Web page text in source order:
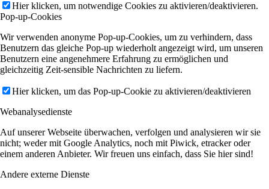
Hier klicken, um notwendige Cookies zu aktivieren/deaktivieren.
Pop-up-Cookies
Wir verwenden anonyme Pop-up-Cookies, um zu verhindern, dass
Benutzern das gleiche Pop-up wiederholt angezeigt wird, um unseren
Benutzern eine angenehmere Erfahrung zu ermöglichen und
gleichzeitig Zeit-sensible Nachrichten zu liefern.
Hier klicken, um das Pop-up-Cookie zu aktivieren/deaktivieren
Webanalysedienste
Auf unserer Webseite überwachen, verfolgen und analysieren wir sie
nicht; weder mit Google Analytics, noch mit Piwick, etracker oder
einem anderen Anbieter. Wir freuen uns einfach, dass Sie hier sind!
Andere externe Dienste